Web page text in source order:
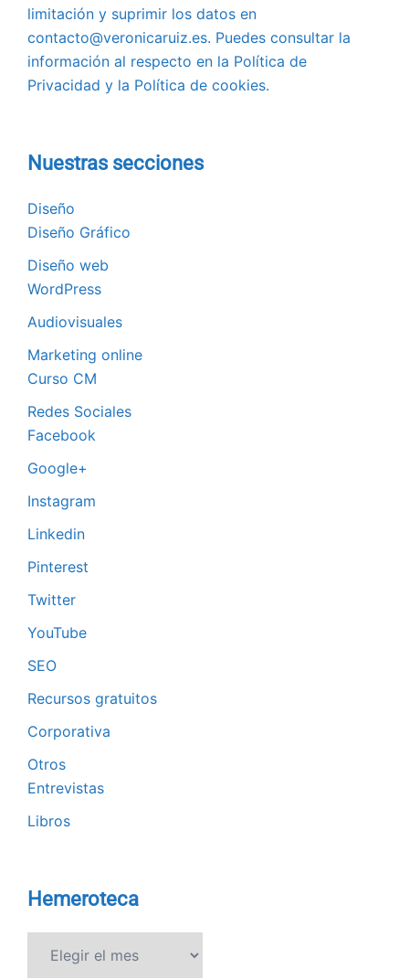
limitación y suprimir los datos en
contacto@veronicaruiz.es. Puedes consultar la
información al respecto en la Política de
Privacidad y la Política de cookies.
Nuestras secciones
Diseño
Diseño Gráfico
Diseño web
WordPress
Audiovisuales
Marketing online
Curso CM
Redes Sociales
Facebook
Google+
Instagram
Linkedin
Pinterest
Twitter
YouTube
SEO
Recursos gratuitos
Corporativa
Otros
Entrevistas
Libros
Hemeroteca